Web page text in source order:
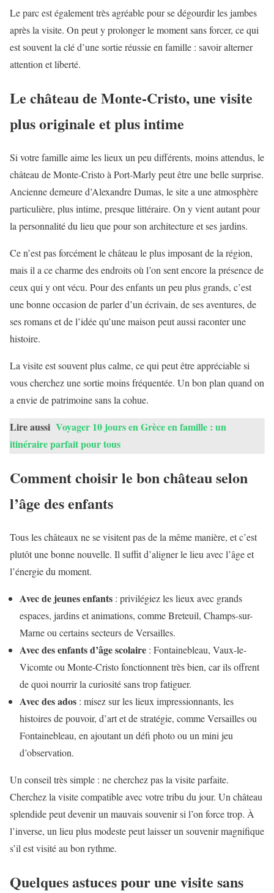
Le parc est également très agréable pour se dégourdir les jambes
après la visite. On peut y prolonger le moment sans forcer, ce qui
est souvent la clé d’une sortie réussie en famille : savoir alterner
attention et liberté.
Le château de Monte-Cristo, une visite
plus originale et plus intime
Si votre famille aime les lieux un peu différents, moins attendus, le
château de Monte-Cristo à Port-Marly peut être une belle surprise.
Ancienne demeure d’Alexandre Dumas, le site a une atmosphère
particulière, plus intime, presque littéraire. On y vient autant pour
la personnalité du lieu que pour son architecture et ses jardins.
Ce n’est pas forcément le château le plus imposant de la région,
mais il a ce charme des endroits où l’on sent encore la présence de
ceux qui y ont vécu. Pour des enfants un peu plus grands, c’est
une bonne occasion de parler d’un écrivain, de ses aventures, de
ses romans et de l’idée qu’une maison peut aussi raconter une
histoire.
La visite est souvent plus calme, ce qui peut être appréciable si
vous cherchez une sortie moins fréquentée. Un bon plan quand on
a envie de patrimoine sans la cohue.
Lire aussi Voyager 10 jours en Grèce en famille : un
itinéraire parfait pour tous
Comment choisir le bon château selon
l’âge des enfants
Tous les châteaux ne se visitent pas de la même manière, et c’est
plutôt une bonne nouvelle. Il suffit d’aligner le lieu avec l’âge et
l’énergie du moment.
Avec de jeunes enfants : privilégiez les lieux avec grands
espaces, jardins et animations, comme Breteuil, Champs-sur-
Marne ou certains secteurs de Versailles.
Avec des enfants d’âge scolaire : Fontainebleau, Vaux-le-
Vicomte ou Monte-Cristo fonctionnent très bien, car ils offrent
de quoi nourrir la curiosité sans trop fatiguer.
Avec des ados : misez sur les lieux impressionnants, les
histoires de pouvoir, d’art et de stratégie, comme Versailles ou
Fontainebleau, en ajoutant un défi photo ou un mini jeu
d’observation.
Un conseil très simple : ne cherchez pas la visite parfaite.
Cherchez la visite compatible avec votre tribu du jour. Un château
splendide peut devenir un mauvais souvenir si l’on force trop. À
l’inverse, un lieu plus modeste peut laisser un souvenir magnifique
s’il est visité au bon rythme.
Quelques astuces pour une visite sans